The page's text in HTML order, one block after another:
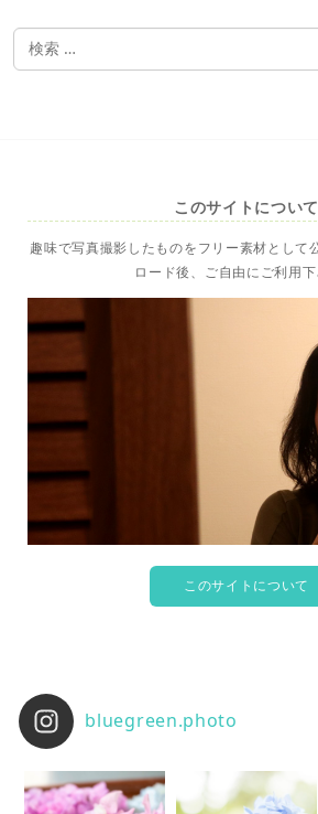
検
索
このサイトについて
趣味で写真撮影したものをフリー素材として
ロード後、ご自由にご利用下
このサイトについて
bluegreen.photo